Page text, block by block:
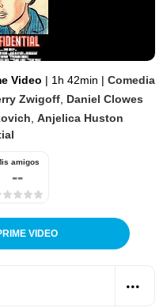
Video | 1h 42min | Comedia
Zwigoff Daniel Clowes
Anjelica Huston
amigos
--
VIDEO